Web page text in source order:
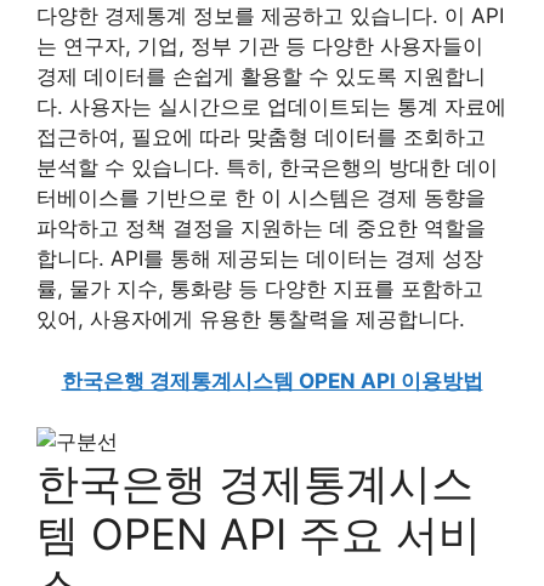
다양한 경제통계 정보를 제공하고 있습니다. 이 API
는 연구자, 기업, 정부 기관 등 다양한 사용자들이
경제 데이터를 손쉽게 활용할 수 있도록 지원합니
다. 사용자는 실시간으로 업데이트되는 통계 자료에
접근하여, 필요에 따라 맞춤형 데이터를 조회하고
분석할 수 있습니다. 특히, 한국은행의 방대한 데이
터베이스를 기반으로 한 이 시스템은 경제 동향을
파악하고 정책 결정을 지원하는 데 중요한 역할을
합니다. API를 통해 제공되는 데이터는 경제 성장
률, 물가 지수, 통화량 등 다양한 지표를 포함하고
있어, 사용자에게 유용한 통찰력을 제공합니다.
한국은행 경제통계시스템 OPEN API 이용방법
한국은행 경제통계시스
템 OPEN API 주요 서비